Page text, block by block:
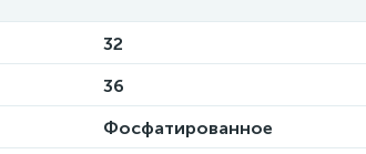
32
36
Фосфатированное